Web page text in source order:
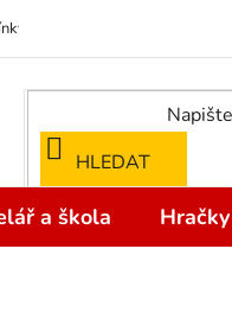
ochrany osobních údajů
HLEDAT
a škola Hračky